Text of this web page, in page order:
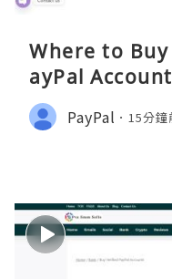
Where to
ayPal
PayPal 15分鐘